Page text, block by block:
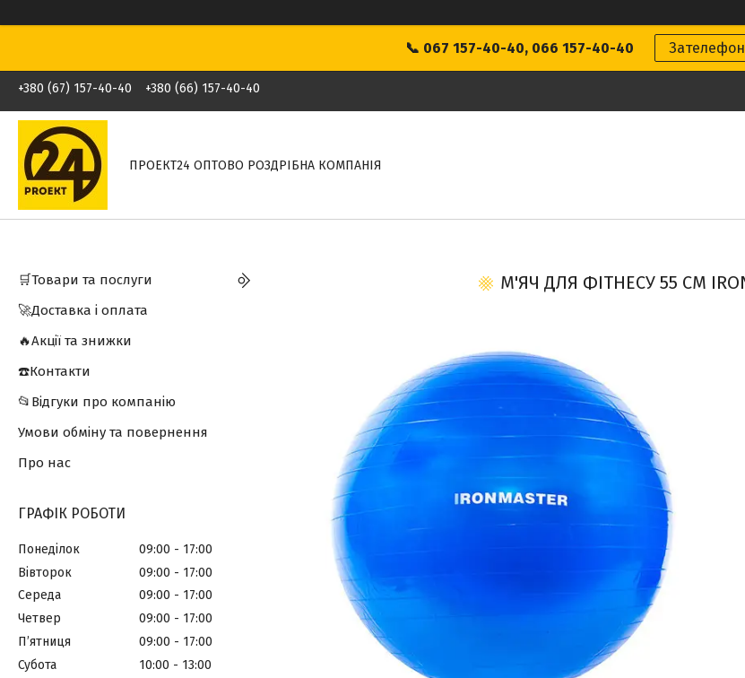
📞 067 157-40-40, 066 157-40-40
+380 (67) 157-40-40 +380 (66) 157-40-40
ПРОЕКТ24 ОПТОВО РОЗДРІБНА КОМПАНІЯ
М'ЯЧ ДЛЯ ФІТНЕСУ 55 СМ
🛒Товари та послуги
🚀Доставка і оплата
🔥Акції та знижки
☎️Контакти
📂Відгуки про компанію
Умови обміну та повернення
Про нас
ГРАФІК РОБОТИ
Понеділок 09:00
17:00
Вівторок
09:00
17:00
Середа
09:00
17:00
Четвер
09:00
17:00
Пʼятниця
09:00
17:00
Субота
10:00
13:00